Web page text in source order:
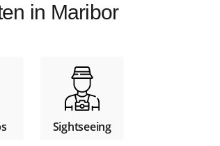
in Maribor
Sightseeing